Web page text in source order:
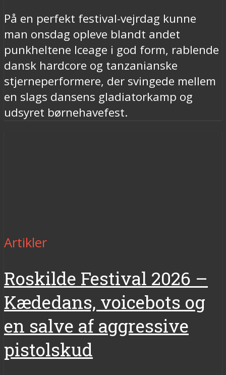
På en perfekt festival-vejrdag kunne
man onsdag opleve blandt andet
punkheltene Iceage i god form, rablende
dansk hardcore og tanzanianske
stjerneperformere, der svingede mellem
en slags dansens gladiatorkamp og
udsyret børnehavefest.
Artikler
Roskilde Festival 2026 –
Kædedans, voicebots og
en salve af aggressive
pistolskud